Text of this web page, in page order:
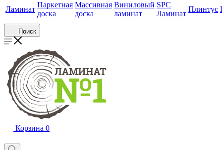
Ламинат
Паркетная
доска
Массивная
доска
Виниловый
ламинат
SPC
Ламинат
Плинтус
Поиск
Корзина 0